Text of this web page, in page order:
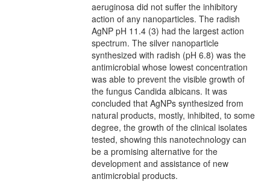
aeruginosa did not suffer the inhibitory
action of any nanoparticles. The radish
AgNP pH 11.4 (3) had the largest action
spectrum. The silver nanoparticle
synthesized with radish (pH 6.8) was the
antimicrobial whose lowest concentration
was able to prevent the visible growth of
the fungus Candida albicans. It was
concluded that AgNPs synthesized from
natural products, mostly, inhibited, to some
degree, the growth of the clinical isolates
tested, showing this nanotechnology can
be a promising alternative for the
development and assistance of new
antimicrobial products.